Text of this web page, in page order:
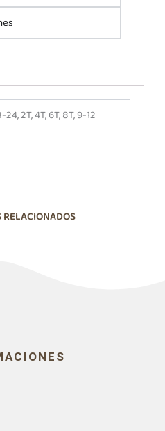
24, 2T, 4T, 6T, 8T, 9-12
RELACIONADOS